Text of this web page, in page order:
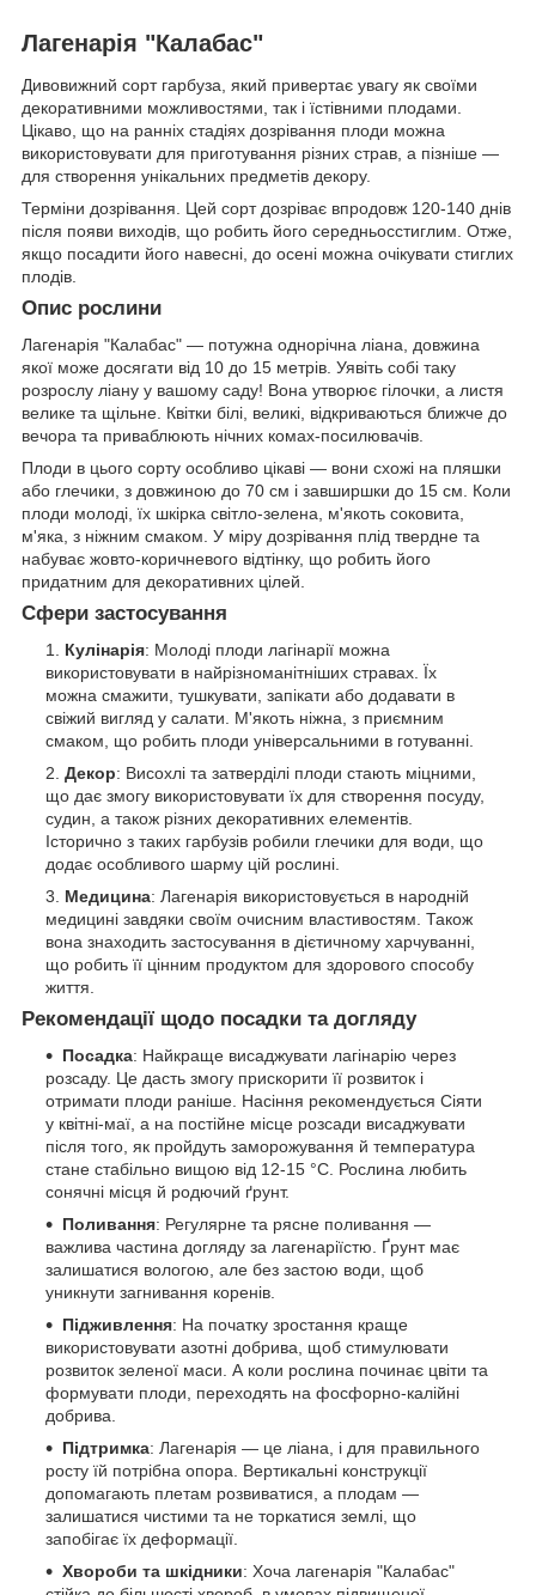
Лагенарія "Калабас"
Дивовижний сорт гарбуза, який привертає увагу як своїми
декоративними можливостями, так і їстівними плодами.
Цікаво, що на ранніх стадіях дозрівання плоди можна
використовувати для приготування різних страв, а пізніше —
для створення унікальних предметів декору.
Терміни дозрівання. Цей сорт дозріває впродовж 120-140 днів
після появи виходів, що робить його середньосстиглим. Отже,
якщо посадити його навесні, до осені можна очікувати стиглих
плодів.
Опис рослини
Лагенарія "Калабас" — потужна однорічна ліана, довжина
якої може досягати від 10 до 15 метрів. Уявіть собі таку
розрослу ліану у вашому саду! Вона утворює гілочки, а листя
велике та щільне. Квітки білі, великі, відкриваються ближче до
вечора та приваблюють нічних комах-посилювачів.
Плоди в цього сорту особливо цікаві — вони схожі на пляшки
або глечики, з довжиною до 70 см і завширшки до 15 см. Коли
плоди молоді, їх шкірка світло-зелена, м'якоть соковита,
м'яка, з ніжним смаком. У міру дозрівання плід твердне та
набуває жовто-коричневого відтінку, що робить його
придатним для декоративних цілей.
Сфери застосування
Кулінарія: Молоді плоди лагінарії можна
використовувати в найрізноманітніших стравах. Їх
можна смажити, тушкувати, запікати або додавати в
свіжий вигляд у салати. М'якоть ніжна, з приємним
смаком, що робить плоди універсальними в готуванні.
Декор: Висохлі та затверділі плоди стають міцними,
що дає змогу використовувати їх для створення посуду,
судин, а також різних декоративних елементів.
Історично з таких гарбузів робили глечики для води, що
додає особливого шарму цій рослині.
Медицина: Лагенарія використовується в народній
медицині завдяки своїм очисним властивостям. Також
вона знаходить застосування в дієтичному харчуванні,
що робить її цінним продуктом для здорового способу
життя.
Рекомендації щодо посадки та догляду
Посадка: Найкраще висаджувати лагінарію через
розсаду. Це дасть змогу прискорити її розвиток і
отримати плоди раніше. Насіння рекомендується Сіяти
у квітні-маї, а на постійне місце розсади висаджувати
після того, як пройдуть заморожування й температура
стане стабільно вищою від 12-15 °C. Рослина любить
сонячні місця й родючий ґрунт.
Поливання: Регулярне та рясне поливання —
важлива частина догляду за лагенаріїстю. Ґрунт має
залишатися вологою, але без застою води, щоб
уникнути загнивання коренів.
Підживлення: На початку зростання краще
використовувати азотні добрива, щоб стимулювати
розвиток зеленої маси. А коли рослина починає цвіти та
формувати плоди, переходять на фосфорно-калійні
добрива.
Підтримка: Лагенарія — це ліана, і для правильного
росту їй потрібна опора. Вертикальні конструкції
допомагають плетам розвиватися, а плодам —
залишатися чистими та не торкатися землі, що
запобігає їх деформації.
Хвороби та шкідники: Хоча лагенарія "Калабас"